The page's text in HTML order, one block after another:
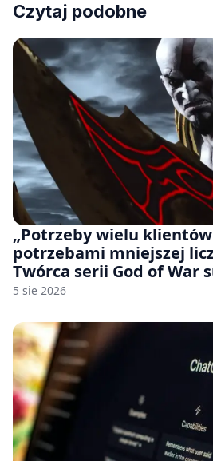
Czytaj podobne
„Potrzeby wielu
potrzebami mniejszej
Twórca serii God of War
rozumie, dlaczego Sony
5 sie 2026